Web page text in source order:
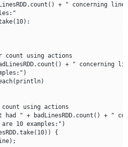
+ " concerning
count using actions
+ " concerning
count using actions
" + badLinesRDD.count() + "
10 examples:")
{